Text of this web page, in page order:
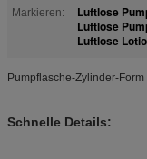
Markieren:
Luftlose
Luftlose
Luftlose
Pumpflasche-Zylinder-
Schnelle Details: